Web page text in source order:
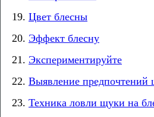
Цвет блесны
Эффект блесну
Экспериментируйте
Выявление предпочтений
Техника ловли щуки на